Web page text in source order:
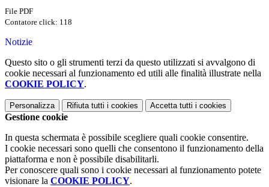
File PDF
Contatore click: 118
Notizie
Questo sito o gli strumenti terzi da questo utilizzati si avvalgono di
cookie necessari al funzionamento ed utili alle finalità illustrate nella
COOKIE POLICY.
Personalizza Rifiuta tutti i cookies Accetta tutti i cookies
Gestione cookie
In questa schermata è possibile scegliere quali cookie consentire.
I cookie necessari sono quelli che consentono il funzionamento della
piattaforma e non è possibile disabilitarli.
Per conoscere quali sono i cookie necessari al funzionamento potete
visionare la COOKIE POLICY.